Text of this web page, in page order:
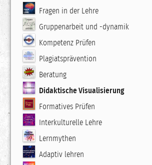
Fragen in der Lehre
Gruppenarbeit und -dynamik
Kompetenz Prüfen
Plagiatsprävention
Beratung
Didaktische Visualisierung
Formatives Prüfen
Interkulturelle Lehre
Lernmythen
Adaptiv lehren